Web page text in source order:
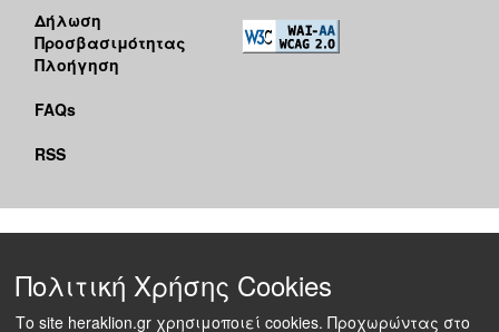
Δήλωση
Προσβασιμότητας
Πλοήγηση
FAQs
RSS
Πολιτική Χρήσης Cookies
Το site heraklion.gr χρησιμοποιεί cookies. Προχωρώντας στο